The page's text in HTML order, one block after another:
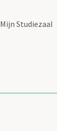
Mijn Studiezaal